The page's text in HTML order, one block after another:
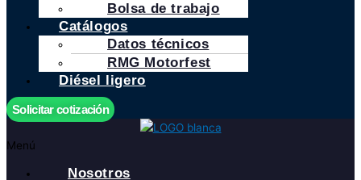
Bolsa de trabajo
Catálogos
Datos técnicos
RMG Motorfest
Diésel ligero
Solicitar cotización
Menú
Nosotros